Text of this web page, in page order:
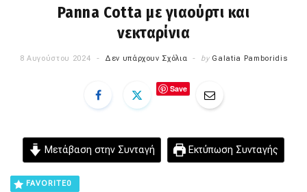
Panna Cotta με γιαούρτι και
νεκταρίνια
8 Αυγούστου 2024 Δεν υπάρχουν Σχόλια by Galatia Pamboridis
Save
Μετάβαση στην Συνταγή Εκτύπωση Συνταγής
FAVORITE0